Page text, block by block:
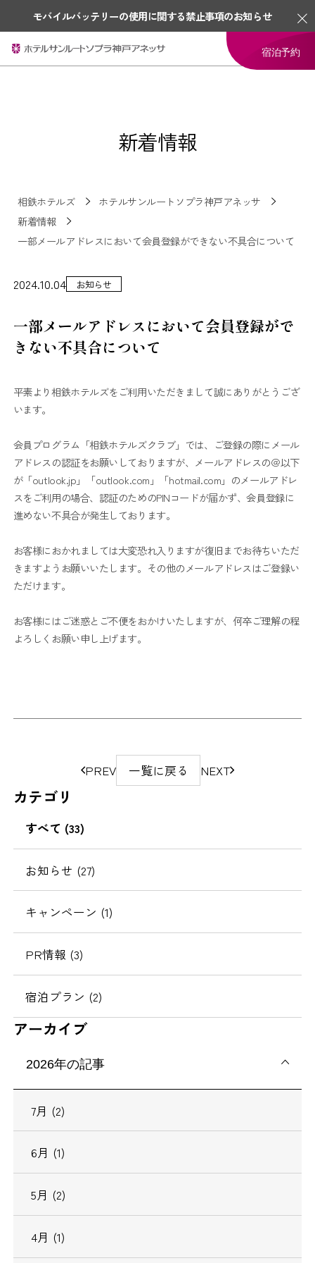
モバイルバッテリーの使用に関する禁止事項のお知らせ
宿泊予約
新着情報
相鉄ホテルズ
ホテルサンルートソプラ神戸アネッサ
新着情報
一部メールアドレスにおいて会員登録ができない不具合について
2024.10.04 お知らせ
一部メールアドレスにおいて会員登録がで
きない不具合について
平素より相鉄ホテルズをご利用いただきまして誠にありがとうござ
います。
会員プログラム「相鉄ホテルズクラブ」では、ご登録の際にメール
アドレスの認証をお願いしておりますが、メールアドレスの＠以下
が「outlook.jp」「outlook.com」「hotmail.com」のメールアドレ
スをご利用の場合、認証のためのPINコードが届かず、会員登録に
進めない不具合が発生しております。
お客様におかれましては大変恐れ入りますが復旧までお待ちいただ
きますようお願いいたします。その他のメールアドレスはご登録い
ただけます。
お客様にはご迷惑とご不便をおかけいたしますが、何卒ご理解の程
よろしくお願い申し上げます。
ジ
動
PREV 一覧に戻る NEXT
カテゴリ
すべて (33)
お知らせ (27)
キャンペーン (1)
PR情報 (3)
宿泊プラン (2)
アーカイブ
2026年の記事
7月 (2)
6月 (1)
5月 (2)
4月 (1)